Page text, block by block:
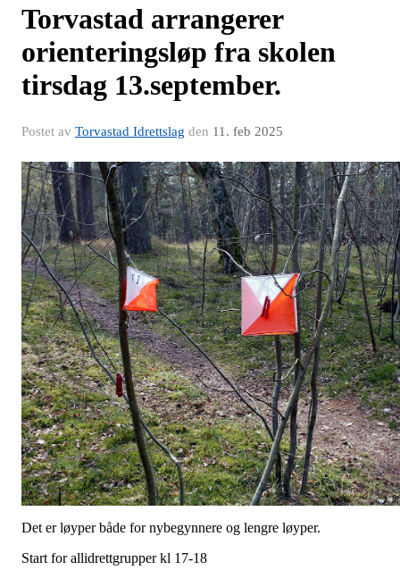
Torvastad arrangerer
orienteringsløp fra skolen
tirsdag 13.september.
Postet av Torvastad Idrettslag den 11. feb 2025
Det er løyper både for nybegynnere og lengre løyper.
Start for allidrettgrupper kl 17-18